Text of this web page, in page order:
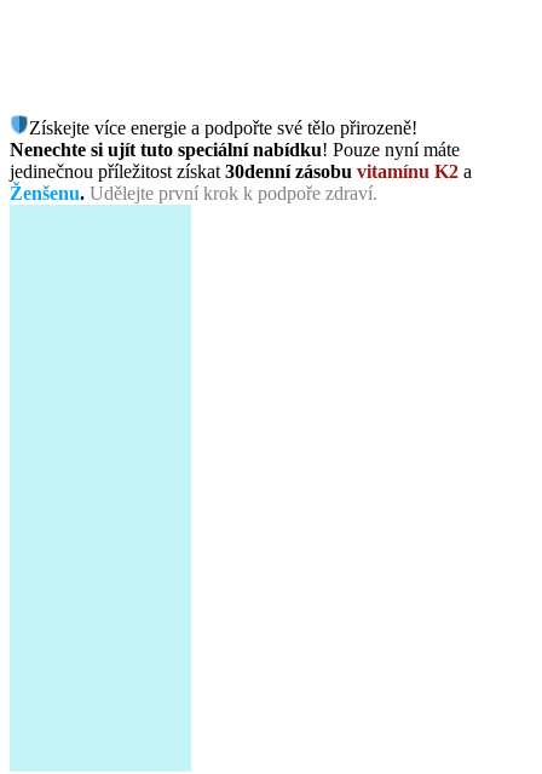
Získejte více energie a podpořte své tělo přirozeně!
Nenechte si ujít tuto speciální nabídku! Pouze nyní máte
jedinečnou příležitost získat 30denní zásobu vitamínu K2 a
Ženšenu. Udělejte první krok k podpoře zdraví.